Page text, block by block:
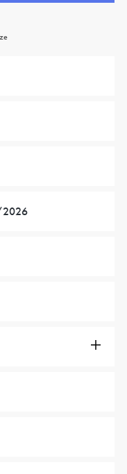
2026